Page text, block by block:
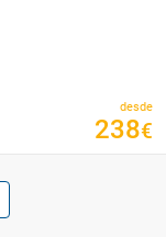
desde
238€